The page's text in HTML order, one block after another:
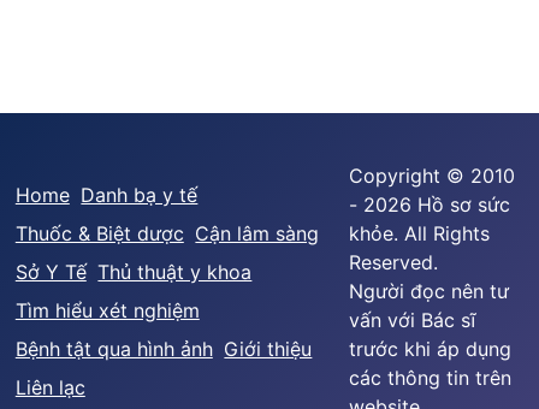
Home Danh bạ y tế
Thuốc & Biệt dược Cận lâm sàng
Sở Y Tế Thủ thuật y khoa
Tìm hiểu xét nghiệm
Bệnh tật qua hình ảnh Giới thiệu
Liên lạc
Copyright © 2010
- 2026 Hồ sơ sức
khỏe. All Rights
Reserved.
Người đọc nên tư
vấn với Bác sĩ
trước khi áp dụng
các thông tin trên